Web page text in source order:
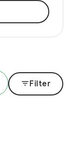
filter_listFilter